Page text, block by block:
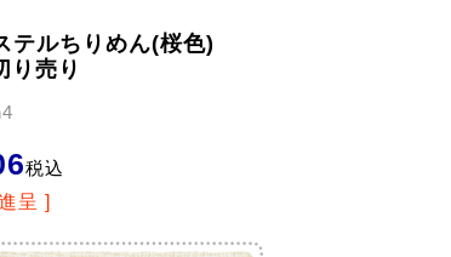
テルちりめん(桜色)
り売り
税込
呈 ]